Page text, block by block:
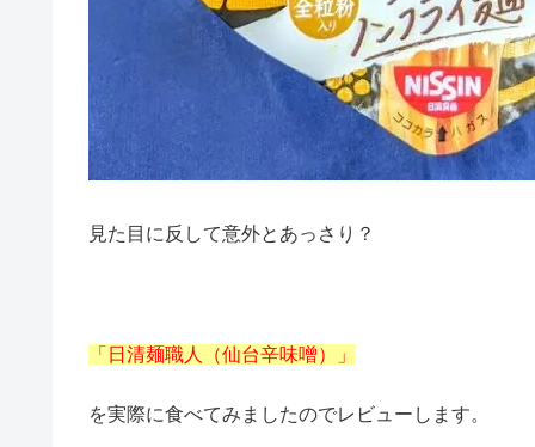
見た目に反して意外とあっさり？
「日清麺職人（仙台辛味噌）」
を実際に食べてみましたのでレビューします。